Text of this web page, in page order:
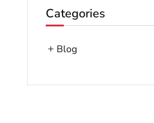
Categories
Blog